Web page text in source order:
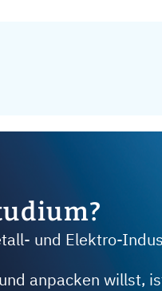
und Elektro-
anpacken willst,